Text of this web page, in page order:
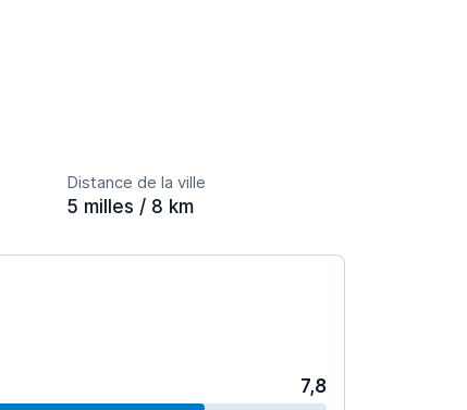
Distance de la ville
5 milles / 8 km
7,8